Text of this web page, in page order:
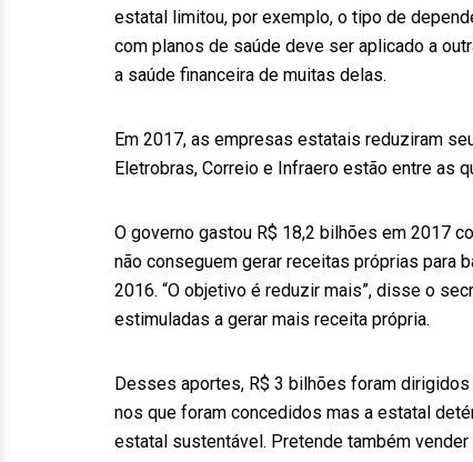
estatal limitou, por exemplo, o tipo de
com planos de saúde deve ser aplicado a
a saúde financeira de muitas delas.
Em 2017, as empresas estatais reduziram
Eletrobras, Correio e Infraero estão entre as
O governo gastou R$ 18,2 bilhões em 2017
não conseguem gerar receitas próprias para
2016. “O objetivo é reduzir mais”, disse o
estimuladas a gerar mais receita própria.
Desses aportes, R$ 3 bilhões foram
nos que foram concedidos mas a estatal
estatal sustentável. Pretende também